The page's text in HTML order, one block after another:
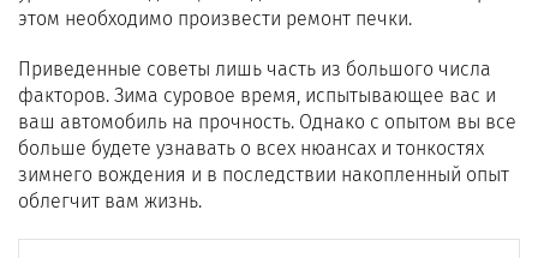
этом необходимо произвести ремонт печки.
Приведенные советы лишь часть из большого числа
факторов. Зима суровое время, испытывающее вас и
ваш автомобиль на прочность. Однако с опытом вы все
больше будете узнавать о всех нюансах и тонкостях
зимнего вождения и в последствии накопленный опыт
облегчит вам жизнь.